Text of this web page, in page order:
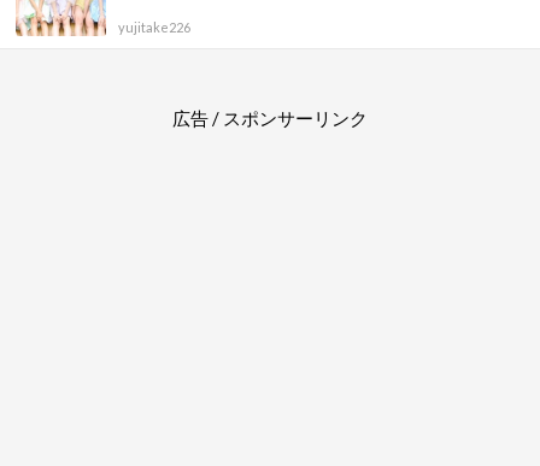
yujitake226
広告 / スポンサーリンク